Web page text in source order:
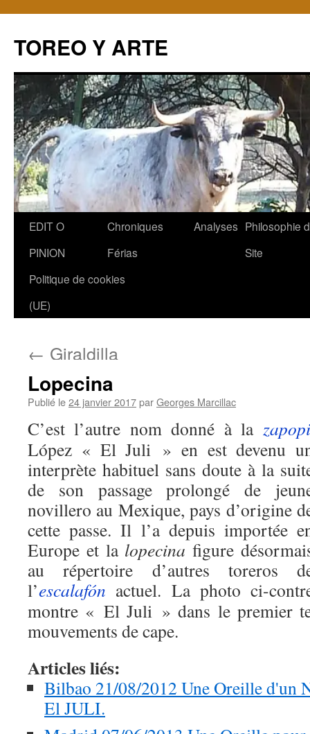
TOREO Y ARTE
Aller
contenu
EDIT O
PINION
Chroniques
Férias
Analyses Philosophie
Site
Politique de cookies
(UE)
← Giraldilla
Lopecina
Publié le24 janvier 2017parGeorges Marcillac
C’est l’autre nom donné à la
López « ElJuli » en est devenu
interprète habituel sans doute à la
de son passage prolongé de
novillero au Mexique, pays d’origine
cette passe. Il l’a depuis importée
Europe et la lopecina figure
au répertoire d’autres toreros
l’escalafón actuel. La photo ci-
montre « El Juli » dans le premier
mouvements de cape.
Articles liés:
Bilbao 21/08/2012 Une Oreille d'un
El JULI.